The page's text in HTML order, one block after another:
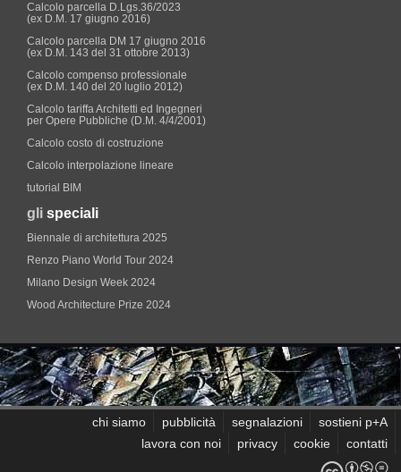
Calcolo parcella D.Lgs.36/2023
(ex D.M. 17 giugno 2016)
Calcolo parcella DM 17 giugno 2016
(ex D.M. 143 del 31 ottobre 2013)
Calcolo compenso professionale
(ex D.M. 140 del 20 luglio 2012)
Calcolo tariffa Architetti ed Ingegneri
per Opere Pubbliche (D.M. 4/4/2001)
Calcolo costo di costruzione
Calcolo interpolazione lineare
tutorial BIM
gli speciali
Biennale di architettura 2025
Renzo Piano World Tour 2024
Milano Design Week 2024
Wood Architecture Prize 2024
chi siamo pubblicità segnalazioni
sostieni p+A
lavora con noi
privacy cookie contatti